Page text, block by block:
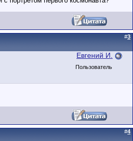
#3
Евгений И.
Пользователь
#4